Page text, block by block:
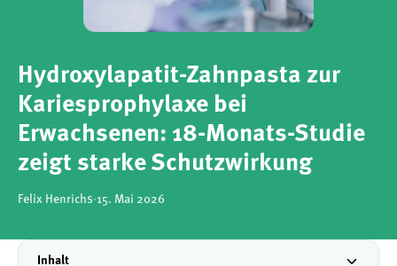
Hydroxylapatit-Zahnpasta zur
Kariesprophylaxe bei
Erwachsenen: 18-Monats-Studie
zeigt starke Schutzwirkung
Felix Henrichs·15. Mai 2026
Inhalt